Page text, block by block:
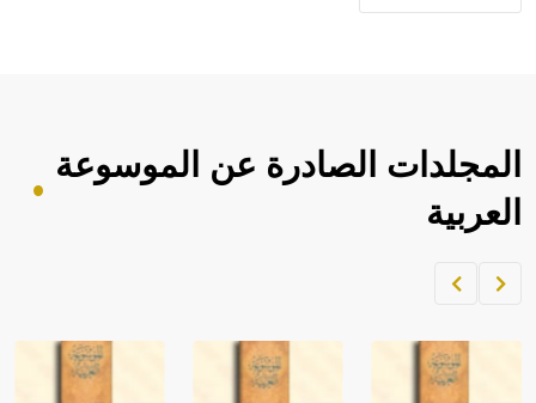
المجلدات الصادرة عن الموسوعة
العربية